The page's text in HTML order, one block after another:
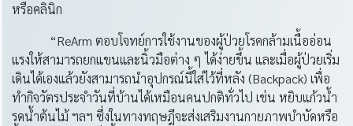
หรือคลินิก
“ReArm ตอบโจทย์การใช้งานของผู้ป่วยโรคกล้ามเนื้ออ่อน
แรงให้สามารถยกแขนและนิ้วมือต่าง ๆ ได้ง่ายขึ้น และเมื่อผู้ป่วยเริ่ม
เดินได้เองแล้วยังสามารถนำอุปกรณ์นี้ใส่ไว้ที่หลัง (Backpack) เพื่อ
ทำกิจวัตรประจำวันที่บ้านได้เหมือนคนปกติทั่วไป เช่น หยิบแก้วน้ำ
รดน้ำต้นไม้ ฯลฯ ซึ่งในทางทฤษฎีจะส่งเสริมงานกายภาพบำบัดหรือ